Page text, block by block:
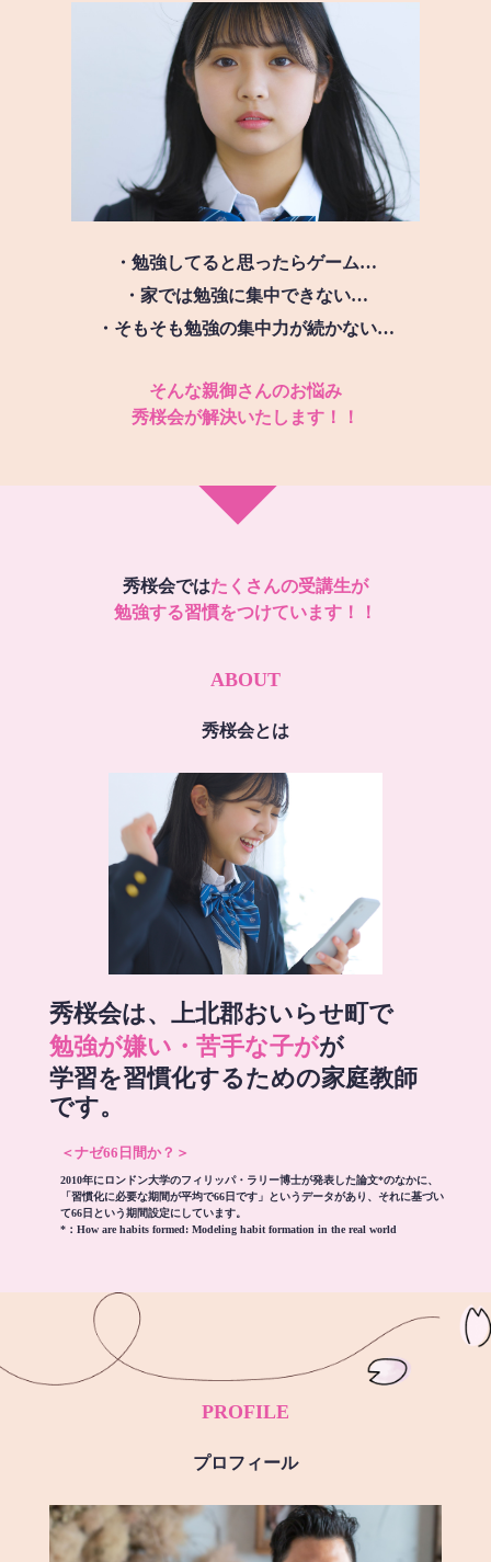
・勉強してると思ったらゲーム…
・家では勉強に集中できない…
・そもそも勉強の集中力が続かない…
そんな親御さんのお悩み
秀桜会が解決いたします！！
秀桜会ではたくさんの受講生が
勉強する習慣をつけています！！
ABOUT
秀桜会とは
秀桜会は、上北郡おいらせ町で
勉強が嫌い・苦手な子がが
学習を習慣化するための家庭教師
です。
＜ナゼ66日間か？＞
2010年にロンドン大学のフィリッパ・ラリー博士が発表した論文*のなかに、
「習慣化に必要な期間が平均で66日です」というデータがあり、それに基づい
て66日という期間設定にしています。
*： How are habits formed: Modeling habit formation in the real world
PROFILE
プロフィール